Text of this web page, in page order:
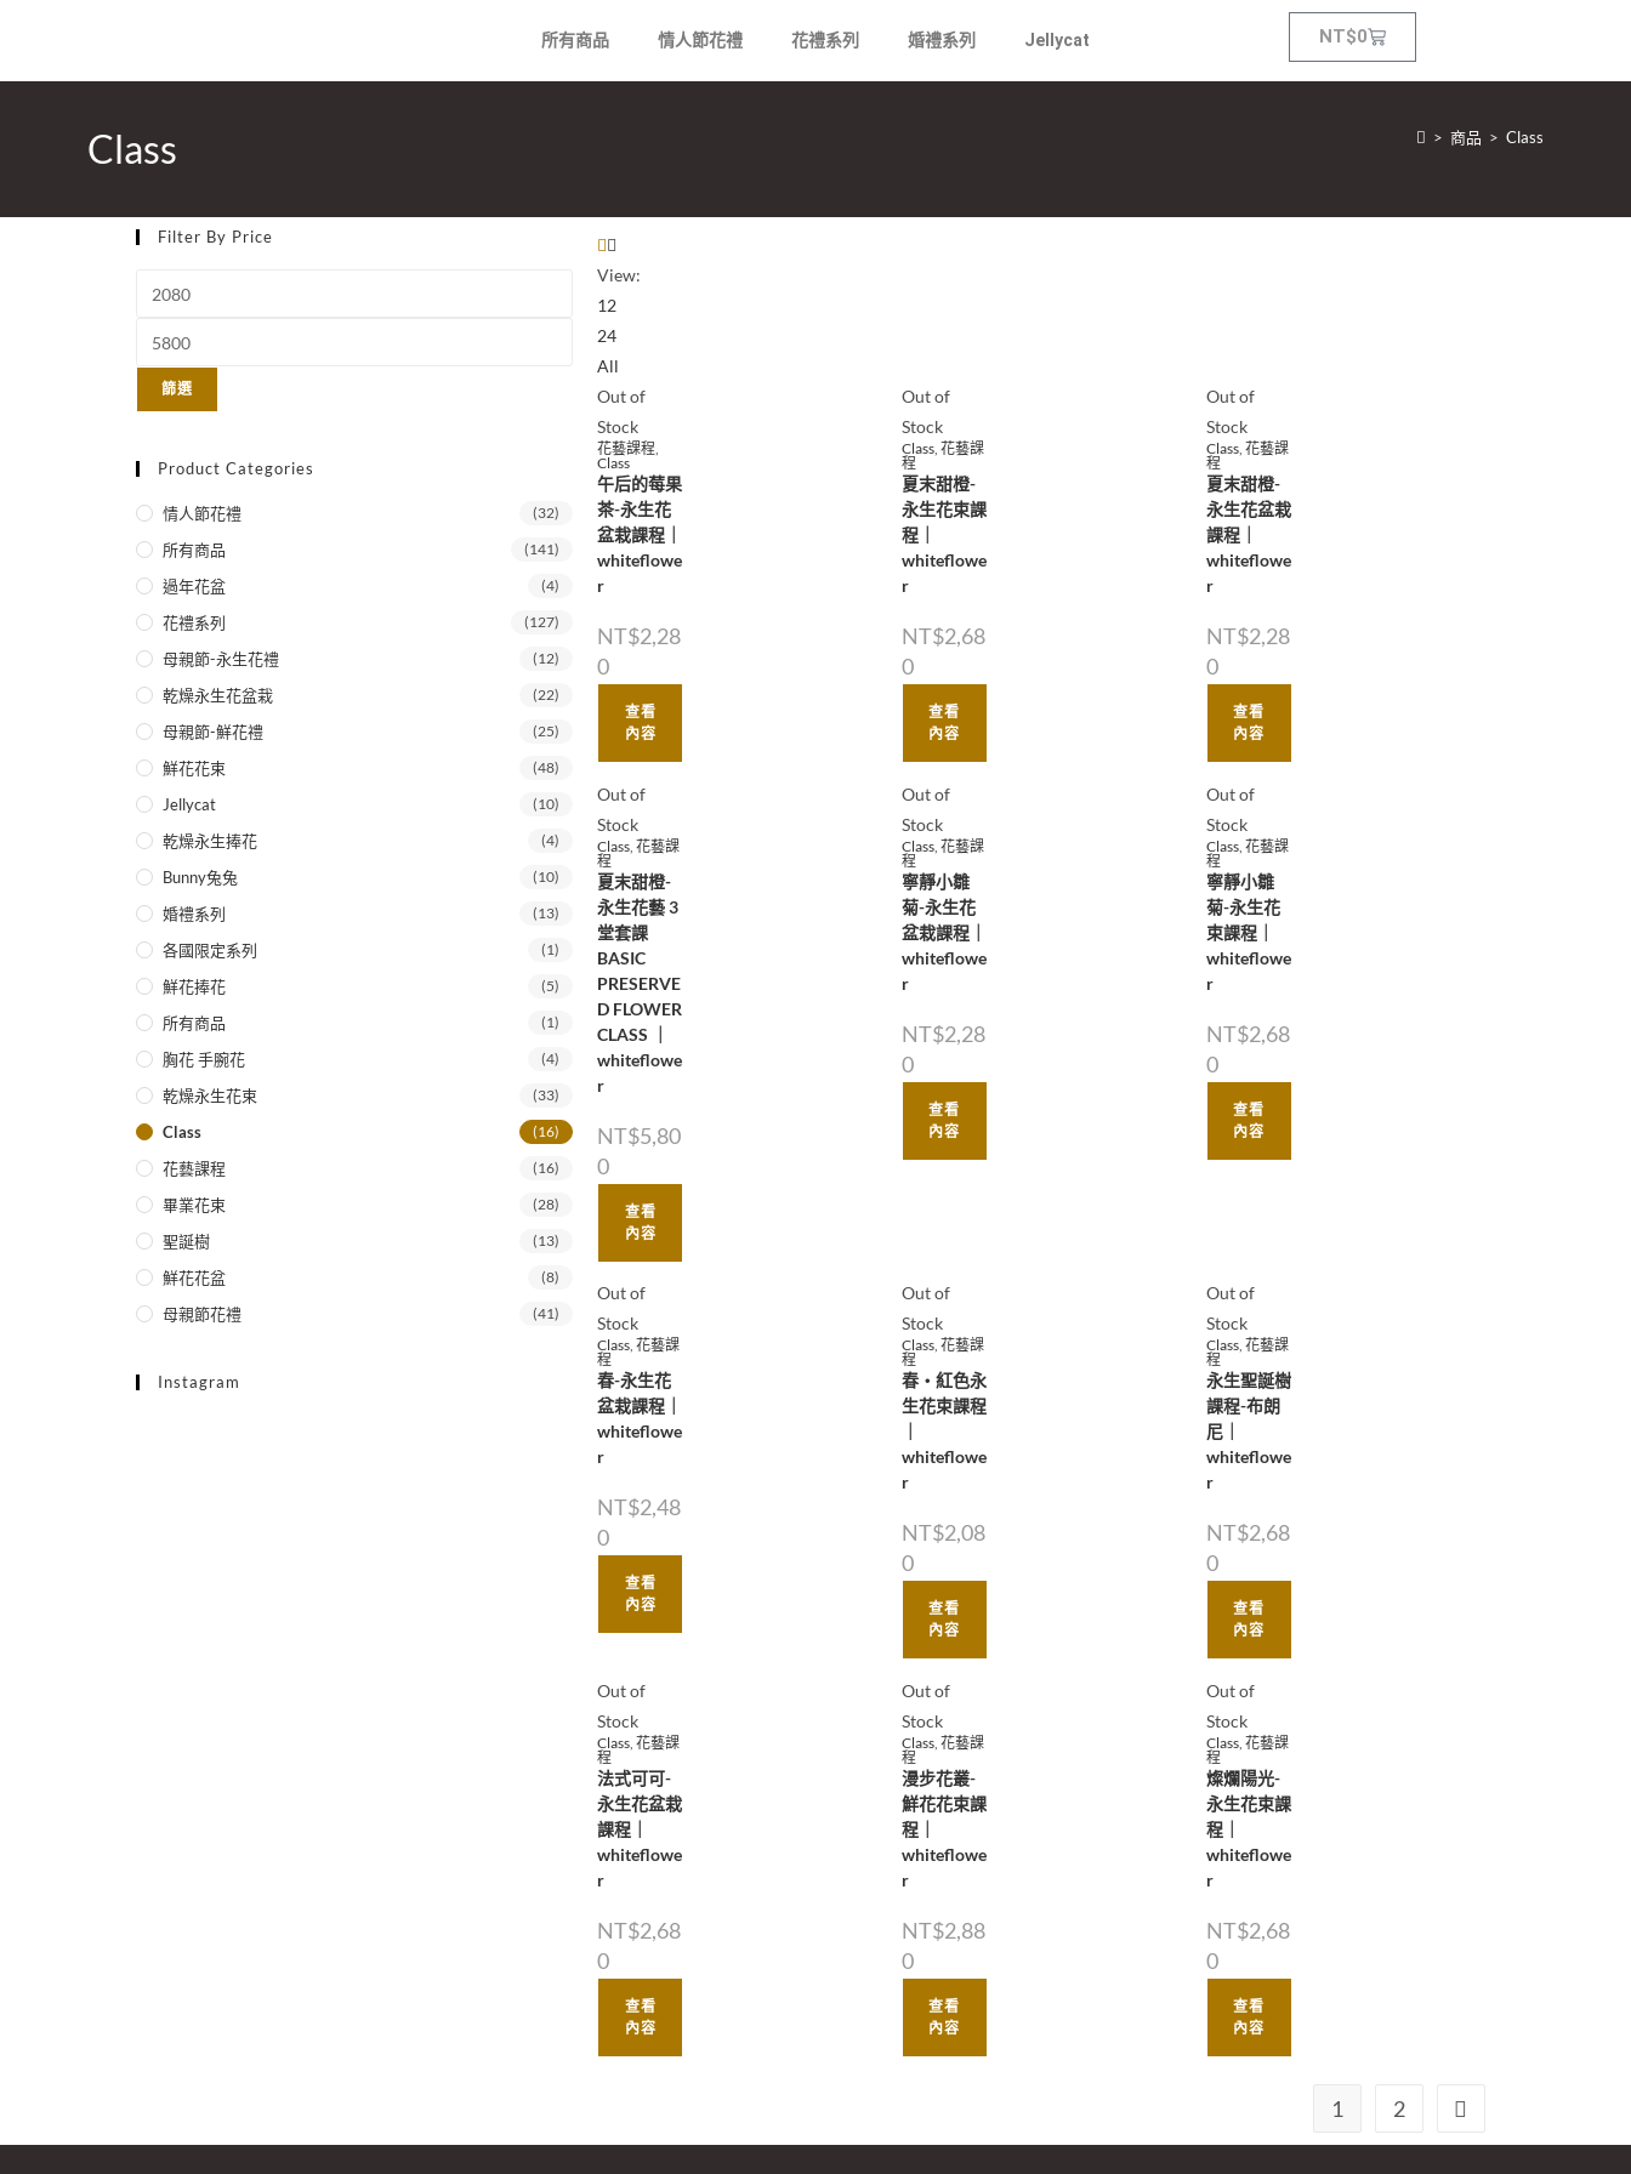
所有商品 情人節花禮 花禮系列 婚禮系列 Jellycat NT$0
Class > 商品 > Class
Filter By Price
篩選
Product Categories
情人節花禮 (32)
所有商品 (141)
過年花盆 (4)
花禮系列 (127)
母親節-永生花禮 (12)
乾燥永生花盆栽 (22)
母親節-鮮花禮 (25)
鮮花花束 (48)
Jellycat (10)
乾燥永生捧花 (4)
Bunny兔兔 (10)
婚禮系列 (13)
各國限定系列 (1)
鮮花捧花 (5)
所有商品 (1)
胸花 手腕花 (4)
乾燥永生花束 (33)
Class (16)
花藝課程 (16)
畢業花束 (28)
聖誕樹 (13)
鮮花花盆 (8)
母親節花禮 (41)
Instagram
View:
12
24
All
Out of
Stock
花藝課程,
Class
午后的莓果
茶-永生花
盆栽課程｜
whiteflowe
r
NT$2,28
0
查看
內容
Out of
Stock
Class, 花藝課
程
夏末甜橙-
永生花束課
程｜
whiteflowe
r
NT$2,68
0
查看
內容
Out of
Stock
Class, 花藝課
程
夏末甜橙-
永生花盆栽
課程｜
whiteflowe
r
NT$2,28
0
查看
內容
Out of
Stock
Class, 花藝課
程
夏末甜橙-
永生花藝 3
堂套課
BASIC
PRESERVE
D FLOWER
CLASS ｜
whiteflowe
r
NT$5,80
0
查看
內容
Out of
Stock
Class, 花藝課
程
寧靜小雛
菊-永生花
盆栽課程｜
whiteflowe
r
NT$2,28
0
查看
內容
Out of
Stock
Class, 花藝課
程
寧靜小雛
菊-永生花
束課程｜
whiteflowe
r
NT$2,68
0
查看
內容
Out of
Stock
Class, 花藝課
程
春-永生花
盆栽課程｜
whiteflowe
r
NT$2,48
0
查看
內容
Out of
Stock
Class, 花藝課
程
春・紅色永
生花束課程
whiteflowe
r
NT$2,08
0
查看
內容
Out of
Stock
Class, 花藝課
程
永生聖誕樹
課程-布朗
尼｜
whiteflowe
r
NT$2,68
0
查看
內容
Out of
Stock
Class, 花藝課
程
法式可可-
永生花盆栽
課程｜
whiteflowe
r
NT$2,68
0
查看
內容
Out of
Stock
Class, 花藝課
程
漫步花叢-
鮮花花束課
程｜
whiteflowe
r
NT$2,88
0
查看
內容
Out of
Stock
Class, 花藝課
程
燦爛陽光-
永生花束課
程｜
whiteflowe
r
NT$2,68
0
查看
內容
1 2